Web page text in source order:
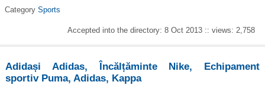
Category Sports
Accepted into the directory: 8 Oct 2013 :: views: 2,758
Adidași Adidas, Încălțăminte Nike, Echipament
sportiv Puma, Adidas, Kappa